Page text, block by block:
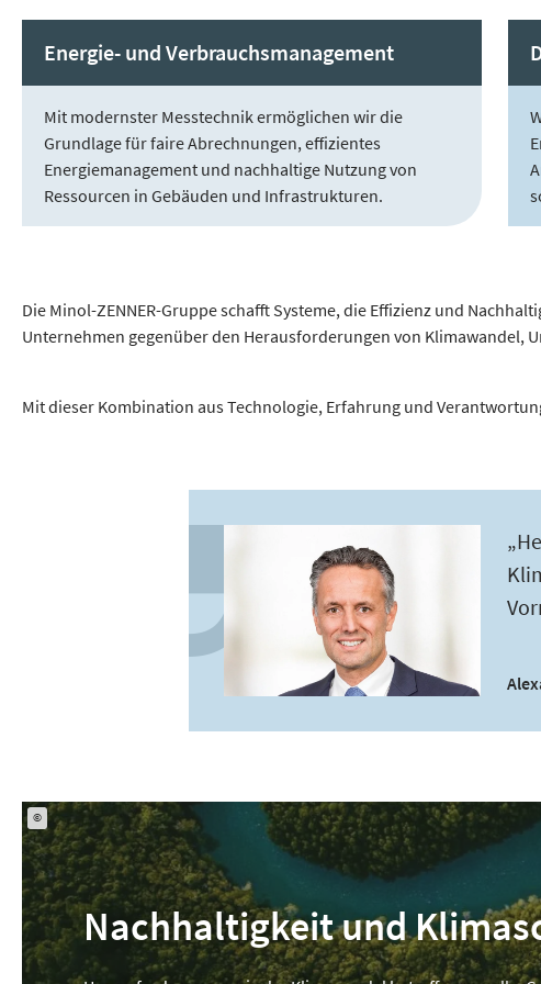
Energie- und Verbrauchsmanagement
Mit modernster Messtechnik ermöglichen wir die
Grundlage für faire Abrechnungen, effizientes
Energiemanagement und nachhaltige Nutzung von
Ressourcen in Gebäuden und Infrastrukturen.
Die Minol-ZENNER-Gruppe schafft Systeme, die Effizienz und
Unternehmen gegenüber den Herausforderungen von Klimawandel,
Mit dieser Kombination aus Technologie, Erfahrung und
©
Nachhaltigkeit und